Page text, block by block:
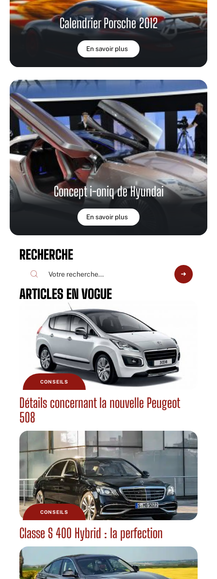
Calendrier Porsche 2012
En savoir plus
Concept i-oniq de Hyundai
En savoir plus
RECHERCHE
ARTICLES EN VOGUE
CONSEILS
Détails concernant la nouvelle Peugeot
508
CONSEILS
Classe S 400 Hybrid : la perfection